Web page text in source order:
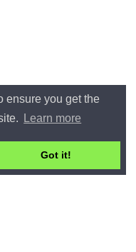
ensure you get the
Learn more
Got it!